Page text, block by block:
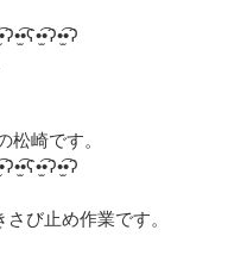
松崎です。
び止め作業です。